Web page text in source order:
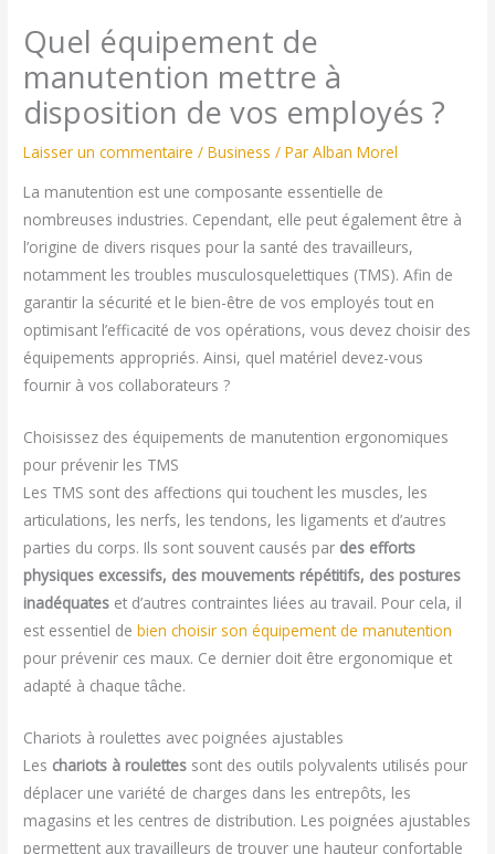
Quel équipement de
manutention mettre à
disposition de vos employés ?
Laisser un commentaire /Business / ParAlban Morel
La manutention est une composante essentielle de
nombreuses industries. Cependant, elle peut également être à
l’origine de divers risques pour la santé des travailleurs,
notamment les troubles musculosquelettiques (TMS). Afin de
garantir la sécurité et le bien-être de vos employés tout en
optimisant l’efficacité de vos opérations, vous devez choisir des
équipements appropriés. Ainsi, quel matériel devez-vous
fournir à vos collaborateurs ?
Choisissez des équipements de manutention ergonomiques
pour prévenir les TMS
Les TMS sont des affections qui touchent les muscles, les
articulations, les nerfs, les tendons, les ligaments et d’autres
parties du corps. Ils sont souvent causés par des efforts
physiques excessifs, des mouvements répétitifs, des postures
inadéquates et d’autres contraintes liées au travail. Pour cela, il
est essentiel debien choisir son équipement de manutention
pour prévenir ces maux. Ce dernier doit être ergonomique et
adapté à chaque tâche.
Chariots à roulettes avec poignées ajustables
Les chariots à roulettes sont des outils polyvalents utilisés pour
déplacer une variété de charges dans les entrepôts, les
magasins et les centres de distribution. Les poignées ajustables
permettent aux travailleurs de trouver une hauteur confortable